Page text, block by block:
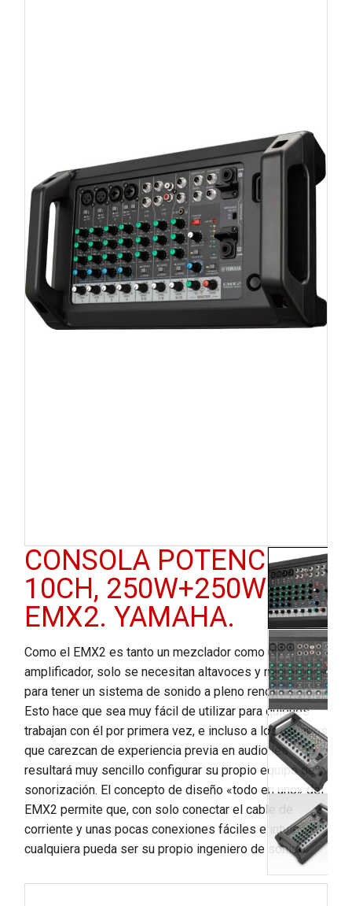
CONSOLA POTENCIADA
10CH, 250W+250W.
EMX2. YAMAHA.
Como el EMX2 es tanto un mezclador como un
amplificador, solo se necesitan altavoces y micrófonos
para tener un sistema de sonido a pleno rendimiento.
Esto hace que sea muy fácil de utilizar para quienes
trabajan con él por primera vez, e incluso a los usuarios
que carezcan de experiencia previa en audio les
resultará muy sencillo configurar su propio equipo de
sonorización. El concepto de diseño «todo en uno» del
EMX2 permite que, con solo conectar el cable de
corriente y unas pocas conexiones fáciles e intuitivas,
cualquiera pueda ser su propio ingeniero de sonido.